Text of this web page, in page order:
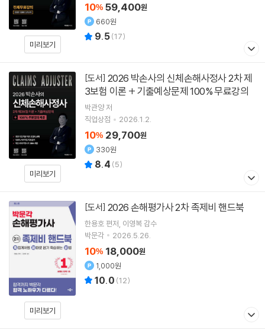
미리보기
10% 59,400원
660원
9.5(17)
미리보기
[도서]
3보험 이론 + 기출예상문제 100% 무료강의
박관양저
직업상점
2026.1.2.
10% 29,700원
330원
8.4 (5)
미리보기
[도서] 2026 손해평가사 2차 족제비 핸드북
한용호 편저 이영복감수
박문각
2026.5.26.
10% 18,000원
1,000원
10.0 (12)